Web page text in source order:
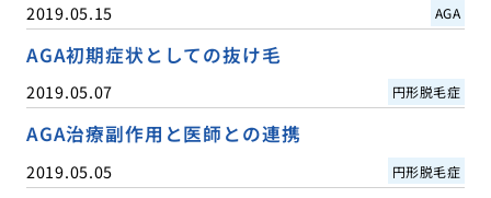
2019.05.15 AGA
AGA初期症状としての抜け毛
2019.05.07 円形脱毛症
AGA治療副作用と医師との連携
2019.05.05 円形脱毛症